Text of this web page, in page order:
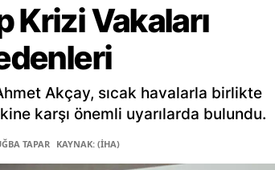
Krizi Vakaları
Akçay, sıcak havalarla birlikte
karşı önemli uyarılarda bulundu.
TAPAR KAYNAK: (İHA)